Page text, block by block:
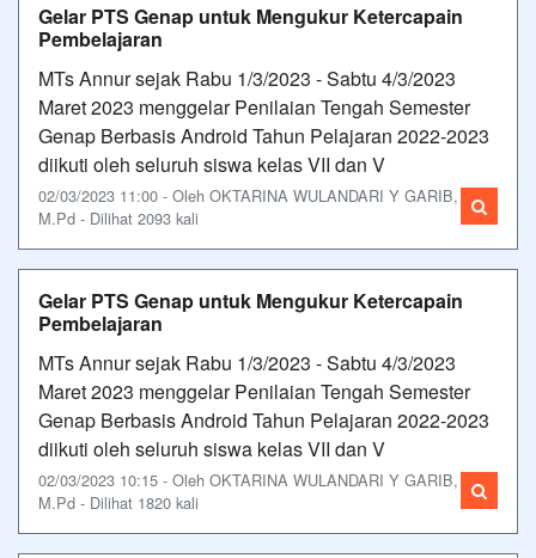
Gelar PTS Genap untuk Mengukur Ketercapain
Pembelajaran
MTs Annur sejak Rabu 1/3/2023 - Sabtu 4/3/2023
Maret 2023 menggelar Penilaian Tengah Semester
Genap Berbasis Android Tahun Pelajaran 2022-2023
diikuti oleh seluruh siswa kelas VII dan V
02/03/2023 11:00 - Oleh OKTARINA WULANDARI Y GARIB,
M.Pd - Dilihat 2093 kali
Gelar PTS Genap untuk Mengukur Ketercapain
Pembelajaran
MTs Annur sejak Rabu 1/3/2023 - Sabtu 4/3/2023
Maret 2023 menggelar Penilaian Tengah Semester
Genap Berbasis Android Tahun Pelajaran 2022-2023
diikuti oleh seluruh siswa kelas VII dan V
02/03/2023 10:15 - Oleh OKTARINA WULANDARI Y GARIB,
M.Pd - Dilihat 1820 kali